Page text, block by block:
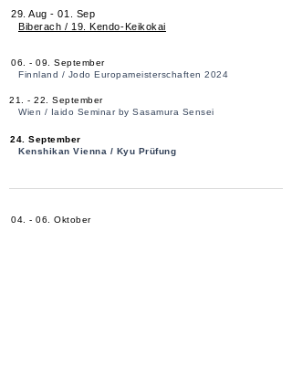
29. Aug - 01. Sep
Biberach / 19. Kendo-Keikokai
06. - 09. September
Finnland / Jodo Europameisterschaften 2024
21. - 22. September
Wien / Iaido Seminar by Sasamura Sensei
24. September
Kenshikan Vienna / Kyu Prüfung
04. - 06. Oktober